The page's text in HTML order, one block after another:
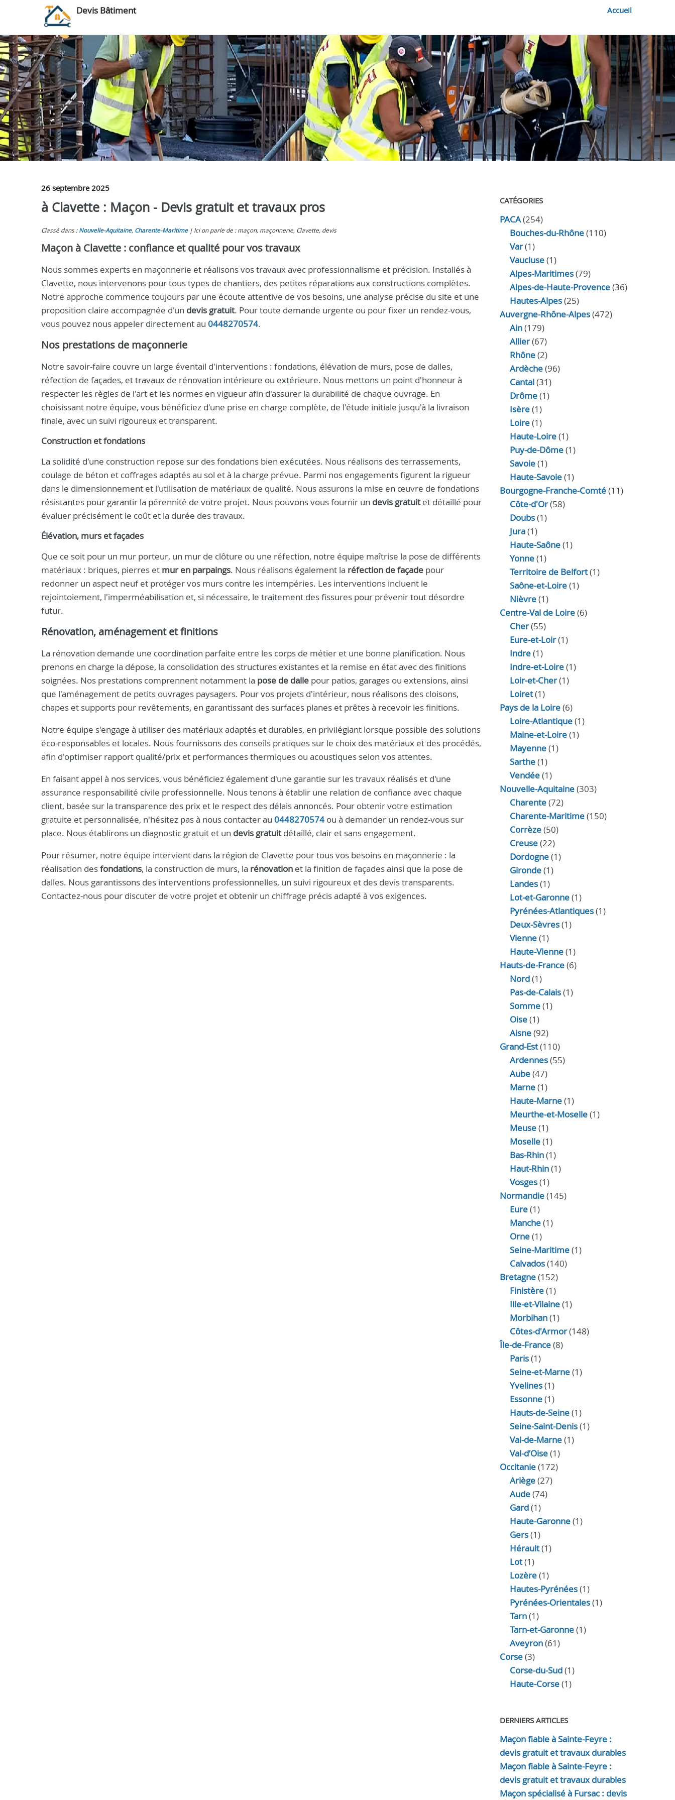
Devis Bâtiment Accueil
26 septembre 2025
à Clavette : Maçon - Devis gratuit et travaux pros
Classé dans : Nouvelle-Aquitaine, Charente-Maritime Ici on parle de : maçon, maçonnerie, Clavette, devis
Maçon à Clavette : confiance et qualité pour vos travaux
Nous sommes experts en maçonnerie et réalisons vos travaux avec professionnalisme et précision. Installés à
Clavette, nous intervenons pour tous types de chantiers, des petites réparations aux constructions complètes.
Notre approche commence toujours par une écoute attentive de vos besoins, une analyse précise du site et une
proposition claire accompagnée d'un devis gratuit. Pour toute demande urgente ou pour fixer un rendez-vous,
vous pouvez nous appeler directement au 0448270574.
Nos prestations de maçonnerie
Notre savoir‑faire couvre un large éventail d'interventions : fondations, élévation de murs, pose de dalles,
réfection de façades, et travaux de rénovation intérieure ou extérieure. Nous mettons un point d'honneur à
respecter les règles de l'art et les normes en vigueur afin d'assurer la durabilité de chaque ouvrage. En
choisissant notre équipe, vous bénéficiez d'une prise en charge complète, de l'étude initiale jusqu'à la livraison
finale, avec un suivi rigoureux et transparent.
Construction et fondations
La solidité d'une construction repose sur des fondations bien exécutées. Nous réalisons des terrassements,
coulage de béton et coffrages adaptés au sol et à la charge prévue. Parmi nos engagements figurent la rigueur
dans le dimensionnement et l'utilisation de matériaux de qualité. Nous assurons la mise en œuvre de fondations
résistantes pour garantir la pérennité de votre projet. Nous pouvons vous fournir un devis gratuitet détaillé pour
évaluer précisément le coût et la durée des travaux.
Élévation, murs et façades
Que ce soit pour un mur porteur, un mur de clôture ou une réfection, notre équipe maîtrise la pose de différents
matériaux : briques, pierres et mur en parpaings. Nous réalisons également la réfection de façade pour
redonner un aspect neuf et protéger vos murs contre les intempéries. Les interventions incluent le
rejointoiement, l'imperméabilisation et, si nécessaire, le traitement des fissures pour prévenir tout désordre
futur.
Rénovation, aménagement et finitions
La rénovation demande une coordination parfaite entre les corps de métier et une bonne planification. Nous
prenons en charge la dépose, la consolidation des structures existantes et la remise en état avec des finitions
soignées. Nos prestations comprennent notamment la pose de dalle pour patios, garages ou extensions, ainsi
que l'aménagement de petits ouvrages paysagers. Pour vos projets d'intérieur, nous réalisons des cloisons,
chapes et supports pour revêtements, en garantissant des surfaces planes et prêtes à recevoir les finitions.
Notre équipe s'engage à utiliser des matériaux adaptés et durables, en privilégiant lorsque possible des solutions
éco‑responsables et locales. Nous fournissons des conseils pratiques sur le choix des matériaux et des procédés,
afin d'optimiser rapport qualité/prix et performances thermiques ou acoustiques selon vos attentes.
En faisant appel à nos services, vous bénéficiez également d'une garantie sur les travaux réalisés et d'une
assurance responsabilité civile professionnelle. Nous tenons à établir une relation de confiance avec chaque
client, basée sur la transparence des prix et le respect des délais annoncés. Pour obtenir votre estimation
gratuite et personnalisée, n'hésitez pas à nous contacter au 0448270574 ou à demander un rendez‑vous sur
place. Nous établirons un diagnostic gratuit et un devis gratuitdétaillé, clair et sans engagement.
Pour résumer, notre équipe intervient dans la région de Clavette pour tous vos besoins en maçonnerie : la
réalisation desfondations, la construction de murs, la rénovation et la finition de façades ainsi que la pose de
dalles. Nous garantissons des interventions professionnelles, un suivi rigoureux et des devis transparents.
Contactez‑nous pour discuter de votre projet et obtenir un chiffrage précis adapté à vos exigences.
CATÉGORIES
PACA(254)
Bouches-du-Rhône(110)
Var(1)
Vaucluse(1)
Alpes-Maritimes(79)
Alpes-de-Haute-Provence(36)
Hautes-Alpes(25)
Auvergne-Rhône-Alpes(472)
Ain(179)
Allier(67)
Rhône(2)
Ardèche(96)
Cantal(31)
Drôme(1)
Isère(1)
Loire(1)
Haute-Loire(1)
Puy-de-Dôme(1)
Savoie(1)
Haute-Savoie(1)
Bourgogne-Franche-Comté(11)
Côte-d'Or(58)
Doubs(1)
Jura(1)
Haute‑Saône(1)
Yonne(1)
Territoire de Belfort(1)
Saône-et-Loire(1)
Nièvre(1)
Centre-Val de Loire(6)
Cher(55)
Eure‑et‑Loir(1)
Indre(1)
Indre‑et‑Loire(1)
Loir‑et‑Cher(1)
Loiret(1)
Pays de la Loire(6)
Loire-Atlantique(1)
Maine-et-Loire(1)
Mayenne(1)
Sarthe(1)
Vendée(1)
Nouvelle-Aquitaine(303)
Charente(72)
Charente-Maritime(150)
Corrèze(50)
Creuse(22)
Dordogne(1)
Gironde(1)
Landes(1)
Lot-et-Garonne(1)
Pyrénées-Atlantiques(1)
Deux-Sèvres(1)
Vienne(1)
Haute-Vienne(1)
Hauts-de-France(6)
Nord(1)
Pas-de-Calais(1)
Somme(1)
Oise(1)
Aisne(92)
Grand-Est(110)
Ardennes(55)
Aube(47)
Marne(1)
Haute-Marne(1)
Meurthe-et-Moselle(1)
Meuse(1)
Moselle(1)
Bas-Rhin(1)
Haut-Rhin(1)
Vosges(1)
Normandie(145)
Eure(1)
Manche(1)
Orne(1)
Seine-Maritime(1)
Calvados(140)
Bretagne(152)
Finistère(1)
Ille-et-Vilaine(1)
Morbihan(1)
Côtes-d'Armor(148)
Île-de-France(8)
Paris(1)
Seine-et-Marne(1)
Yvelines(1)
Essonne(1)
Hauts-de-Seine(1)
Seine-Saint-Denis(1)
Val-de-Marne(1)
Val-d’Oise(1)
Occitanie(172)
Ariège(27)
Aude(74)
Gard(1)
Haute-Garonne(1)
Gers(1)
Hérault(1)
Lot(1)
Lozère(1)
Hautes-Pyrénées(1)
Pyrénées-Orientales(1)
Tarn(1)
Tarn-et-Garonne(1)
Aveyron(61)
Corse(3)
Corse-du-Sud(1)
Haute-Corse(1)
DERNIERS ARTICLES
Maçon fiable à Sainte-Feyre :
devis gratuit et travaux durables
Maçon fiable à Sainte-Feyre :
devis gratuit et travaux durables
Maçon spécialisé à Fursac : devis